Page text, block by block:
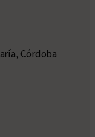
Córdoba